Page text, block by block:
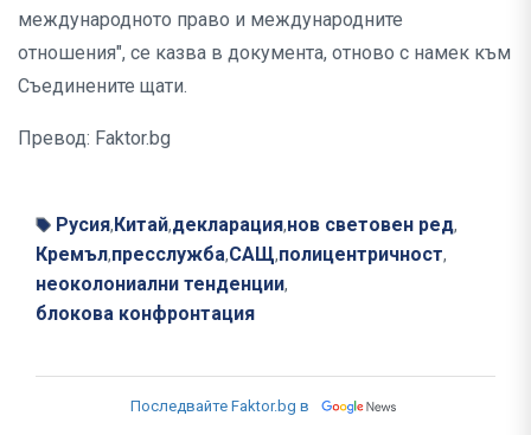
международното право и международните
отношения", се казва в документа, отново с намек към
Съединените щати.
Превод: Faktor.bg
Русия, Китай,декларация,нов световен ред,
Кремъл,пресслужба,САЩ,полицентричност,
неоколониални тенденции,
блокова конфронтация
Последвайте Faktor.bg в